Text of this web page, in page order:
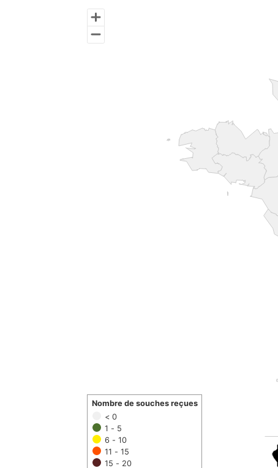
< 0
1 - 5
6 - 10
11 - 15
15 - 20
Nombre de souches reçues